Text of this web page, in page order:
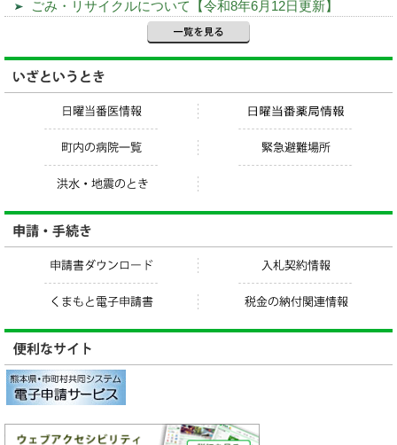
ごみ・リサイクルについて【令和8年6月12日更新】